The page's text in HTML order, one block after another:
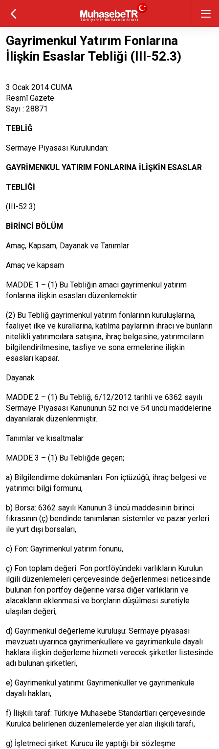
Gayrimenkul Yatırım Fonlarına
İlişkin Esaslar Tebliği (III-52.3)
3 Ocak 2014 CUMA
Resmî Gazete
Sayı : 28871
TEBLİĞ
Sermaye Piyasası Kurulundan:
GAYRİMENKUL YATIRIM FONLARINA İLİŞKİN ESASLAR
TEBLİĞİ
(III-52.3)
BİRİNCİ BÖLÜM
Amaç, Kapsam, Dayanak ve Tanımlar
Amaç ve kapsam
MADDE 1 – (1) Bu Tebliğin amacı gayrimenkul yatırım
fonlarına ilişkin esasları düzenlemektir.
(2) Bu Tebliğ gayrimenkul yatırım fonlarının kuruluşlarına,
faaliyet ilke ve kurallarına, katılma paylarının ihracı ve bunların
nitelikli yatırımcılara satışına, ihraç belgesine, yatırımcıların
bilgilendirilmesine, tasfiye ve sona ermelerine ilişkin
esasları kapsar.
Dayanak
MADDE 2 – (1) Bu Tebliğ, 6/12/2012 tarihli ve 6362 sayılı
Sermaye Piyasası Kanununun 52 nci ve 54 üncü maddelerine
dayanılarak düzenlenmiştir.
Tanımlar ve kısaltmalar
MADDE 3 – (1) Bu Tebliğde geçen;
a) Bilgilendirme dokümanları: Fon içtüzüğü, ihraç belgesi ve
yatırımcı bilgi formunu,
b) Borsa: 6362 sayılı Kanunun 3 üncü maddesinin birinci
fıkrasının (ç) bendinde tanımlanan sistemler ve pazar yerleri
ile yurt dışı borsaları,
c) Fon: Gayrimenkul yatırım fonunu,
ç) Fon toplam değeri: Fon portföyündeki varlıkların Kurulun
ilgili düzenlemeleri çerçevesinde değerlenmesi neticesinde
bulunan fon portföy değerine varsa diğer varlıkların ve
alacakların eklenmesi ve borçların düşülmesi suretiyle
ulaşılan değeri,
d) Gayrimenkul değerleme kuruluşu: Sermaye piyasası
mevzuatı uyarınca gayrimenkullere ve gayrimenkule dayalı
haklara ilişkin değerleme hizmeti verecek şirketler listesinde
adı bulunan şirketleri,
e) Gayrimenkul yatırımı: Gayrimenkuller ve gayrimenkule
dayalı hakları,
f) İlişkili taraf: Türkiye Muhasebe Standartları çerçevesinde
Kurulca belirlenen düzenlemelerde yer alan ilişkili tarafı,
g) İşletmeci şirket: Kurucu ile yaptığı bir sözleşme